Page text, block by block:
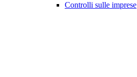
Controlli sulle imprese